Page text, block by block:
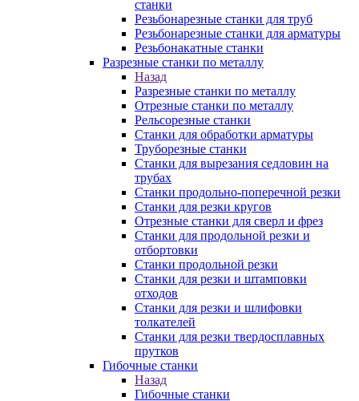
станки
Резьбонарезные станки для труб
Резьбонарезные станки для арматуры
Резьбонакатные станки
Разрезные станки по металлу
Назад
Разрезные станки по металлу
Отрезные станки по металлу
Рельсорезные станки
Станки для обработки арматуры
Труборезные станки
Станки для вырезания седловин на
трубаx
Станки продольно-поперечной резки
Станки для резки кругов
Отрезные станки для сверл и фрез
Станки для продольной резки и
отбортовки
Станки продольной резки
Станки для резки и штамповки
отходов
Станки для резки и шлифовки
толкателей
Станки для резки твердосплавных
прутков
Гибочные станки
Назад
Гибочные станки